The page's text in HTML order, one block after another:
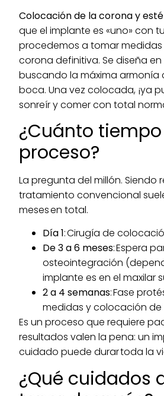
Colocación de la corona y
que el implante es «uno» con
procedemos a tomar
corona definitiva. Se diseña
buscando la máxima armonía
boca. Una vez colocada, ¡ya
sonreír y comer con total
¿Cuánto
proceso?
La pregunta del millón. Siendo
tratamiento convencional
meses en total.
Día 1: Cirugía de
De 3 a 6 meses: Espera
osteointegración
implante es en el maxilar
2 a 4 semanas: Fase
medidas y colocación de
Es un proceso que requiere
resultados valen la pena: un
cuidado puede durar toda la
¿Qué cuidados